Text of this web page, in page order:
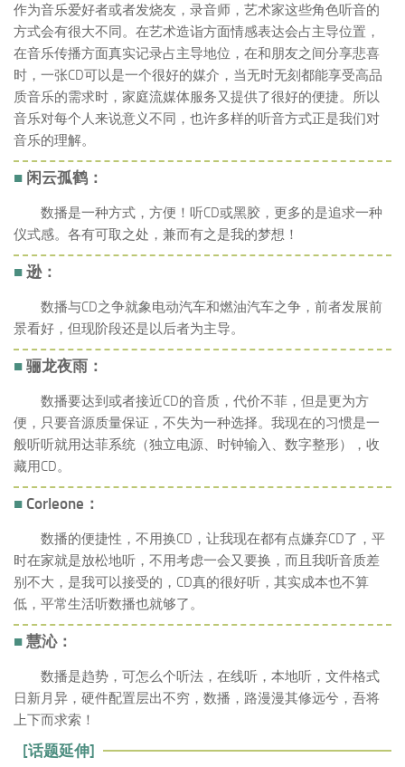
作为音乐爱好者或者发烧友，录音师，艺术家这些角色听音的
方式会有很大不同。在艺术造诣方面情感表达会占主导位置，
在音乐传播方面真实记录占主导地位，在和朋友之间分享悲喜
时，一张CD可以是一个很好的媒介，当无时无刻都能享受高品
质音乐的需求时，家庭流媒体服务又提供了很好的便捷。所以
音乐对每个人来说意义不同，也许多样的听音方式正是我们对
音乐的理解。
■ 闲云孤鹤：
数播是一种方式，方便！听CD或黑胶，更多的是追求一种
仪式感。各有可取之处，兼而有之是我的梦想！
■ 逊：
数播与CD之争就象电动汽车和燃油汽车之争，前者发展前
景看好，但现阶段还是以后者为主导。
■ 骊龙夜雨：
数播要达到或者接近CD的音质，代价不菲，但是更为方
便，只要音源质量保证，不失为一种选择。我现在的习惯是一
般听听就用达菲系统（独立电源、时钟输入、数字整形），收
藏用CD。
■ Corleone：
数播的便捷性，不用换CD，让我现在都有点嫌弃CD了，平
时在家就是放松地听，不用考虑一会又要换，而且我听音质差
别不大，是我可以接受的，CD真的很好听，其实成本也不算
低，平常生活听数播也就够了。
■ 慧沁：
数播是趋势，可怎么个听法，在线听，本地听，文件格式
日新月异，硬件配置层出不穷，数播，路漫漫其修远兮，吾将
上下而求索！
[话题延伸]